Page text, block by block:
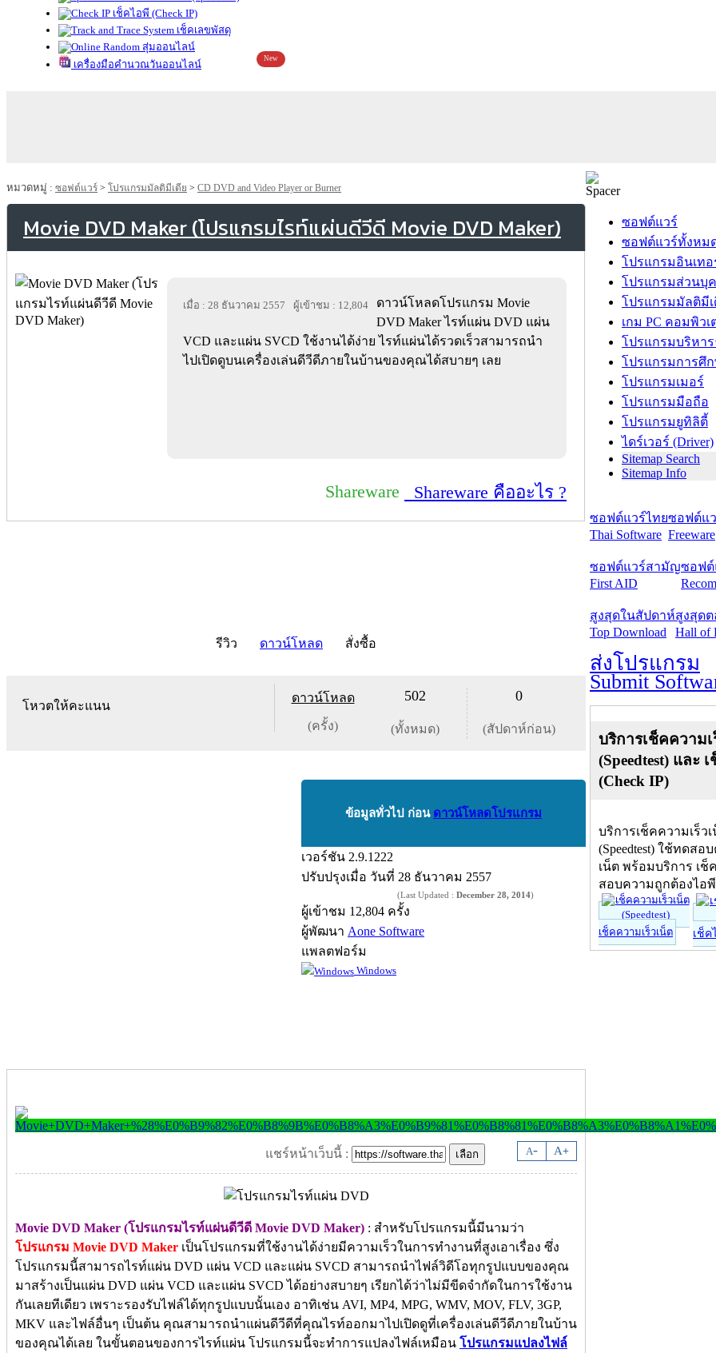
เช็คไอพี (Check IP)
เช็คเลขพัสดุ
สุ่มออนไลน์
เครื่องมือคำนวณวันออนไลน์
New
หมวดหมู่ : ซอฟต์แวร์ > โปรแกรมมัลติมีเดีย > CD DVD and Video Player or Burner
Movie DVD Maker (โปรแกรมไรท์แผ่นดีวีดี Movie DVD Maker)
เมื่อ : 28 ธันวาคม 2557 ผู้เข้าชม : 12,804
ดาวน์โหลดโปรแกรม Movie
DVD Maker ไรท์แผ่น DVD แผ่น
VCD และแผ่น SVCD ใช้งานได้ง่าย ไรท์แผ่นได้รวดเร็วสามารถนำ
ไปเปิดดูบนเครื่องเล่นดีวีดีภายในบ้านของคุณได้สบายๆ เลย
Shareware Shareware คืออะไร ?
รีวิว ดาวน์โหลด สั่งซื้อ
โหวตให้คะแนน
ดาวน์โหลด
(ครั้ง)
502
(ทั้งหมด)
0
(สัปดาห์ก่อน)
ข้อมูลทั่วไป ก่อน ดาวน์โหลดโปรแกรม
เวอร์ชัน 2.9.1222
ปรับปรุงเมื่อ วันที่ 28 ธันวาคม 2557
(Last Updated : December 28, 2014)
ผู้เข้าชม 12,804 ครั้ง
ผู้พัฒนา Aone Software
แพลตฟอร์ม
Windows
A- A+
แชร์หน้าเว็บนี้ :
Movie DVD Maker (โปรแกรมไรท์แผ่นดีวีดี Movie DVD Maker) : สำหรับโปรแกรมนี้มีนามว่า
โปรแกรม Movie DVD Maker เป็นโปรแกรมที่ใช้งานได้ง่ายมีความเร็วในการทำงานที่สูงเอาเรื่อง ซึ่ง
โปรแกรมนี้สามารถไรท์แผ่น DVD แผ่น VCD และแผ่น SVCD สามารถนำไฟล์วิดีโอทุกรูปแบบของคุณ
มาสร้างเป็นแผ่น DVD แผ่น VCD และแผ่น SVCD ได้อย่างสบายๆ เรียกได้ว่าไม่มีขีดจำกัดในการใช้งาน
กันเลยทีเดียว เพราะรองรับไฟล์ได้ทุกรูปแบบนั้นเอง อาทิเช่น AVI, MP4, MPG, WMV, MOV, FLV, 3GP,
MKV และไฟล์อื่นๆ เป็นต้น คุณสามารถนำแผ่นดีวีดีที่คุณไรท์ออกมาไปเปิดดูที่เครื่องเล่นดีวีดีภายในบ้าน
ของคุณได้เลย ในขั้นตอนของการไรท์แผ่น โปรแกรมนี้จะทำการแปลงไฟล์เหมือน โปรแกรมแปลงไฟล์
ซอฟต์แวร์
ซอฟต์แวร์ทั้งหม
โปรแกรมอินเทอ
โปรแกรมส่วนบุ
โปรแกรมมัลติมีเ
เกม PC คอมพิวเ
โปรแกรมบริหา
โปรแกรมการศึ
โปรแกรมเมอร์
โปรแกรมมือถือ
โปรแกรมยูทิลิตี้
ไดร์เวอร์ (Driver)
Sitemap Search
Sitemap Info
ซอฟต์แวร์ไทย
Thai Software
ซอฟต์แ
Freeware
ซอฟต์แวร์สามัญ
First AID
ซอฟต์
สูงสุดในสัปดาห์
Top Download
สูงสุด
Hall of
ส่งโปรแกรม
Submit
บริการเช็คความเ
(Speedtest) และ
(Check IP)
บริการเช็คความเร็ว
(Speedtest) ใช้ทดสอ
เน็ต พร้อมบริการ เช็
สอบความถูกต้องไอ
เช็คความเร็วเน็ต เช็ค